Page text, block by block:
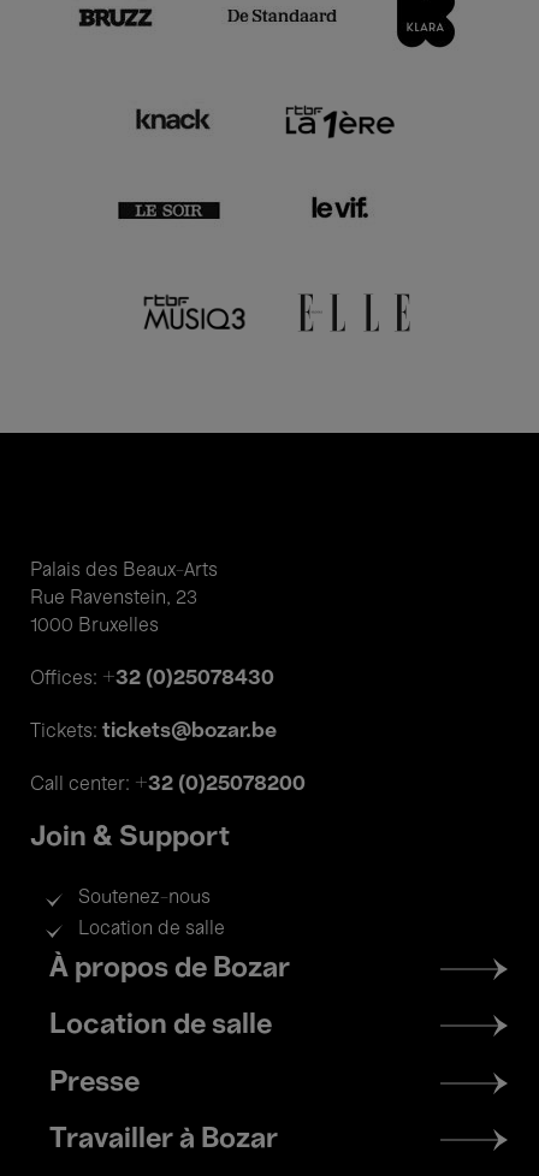
Palais des Beaux-Arts
Rue Ravenstein, 23
1000 Bruxelles
Offices: +32 (0)25078430
Tickets: tickets@bozar.be
Call center: +32 (0)25078200
Join & Support
Soutenez-nous
Location de salle
Footer
menu
À propos de Bozar
Location de salle
Presse
Travailler à Bozar